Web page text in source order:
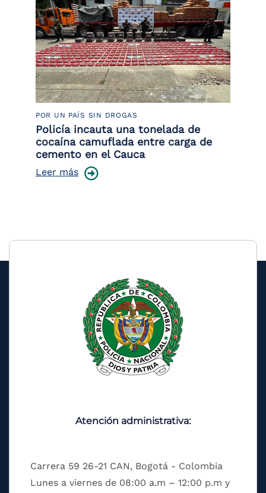
POR UN PAÍS SIN DROGAS
Policía incauta una tonelada de
cocaína camuflada entre carga de
cemento en el Cauca
Leer más
Atención administrativa:
Carrera 59 26-21 CAN, Bogotá - Colombia
Lunes a viernes de 08:00 a.m – 12:00 p.m y